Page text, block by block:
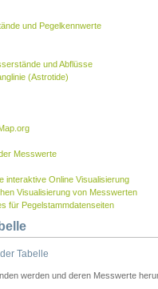
und Pegelkennwerte
und Abflüsse
(Astrotide)
Messwerte
interaktive Online Visualisierung
Visualisierung von Messwerten
für Pegelstammdatenseiten
Tabelle
werden und deren Messwerte